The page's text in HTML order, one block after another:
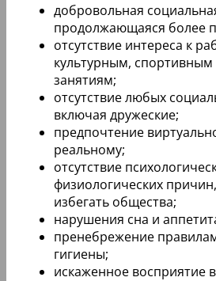
добровольная
продолжающаяся более
отсутствие интереса к
культурным,
занятиям;
отсутствие любых
включая дружеские;
предпочтение
реальному;
отсутствие
физиологических
избегать общества;
нарушения сна и
пренебрежение
гигиены;
искаженное восприятие